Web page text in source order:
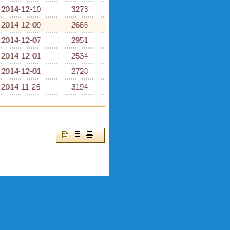
2014-12-10
3273
2014-12-09
2666
2014-12-07
2951
2014-12-01
2534
2014-12-01
2728
2014-11-26 3194